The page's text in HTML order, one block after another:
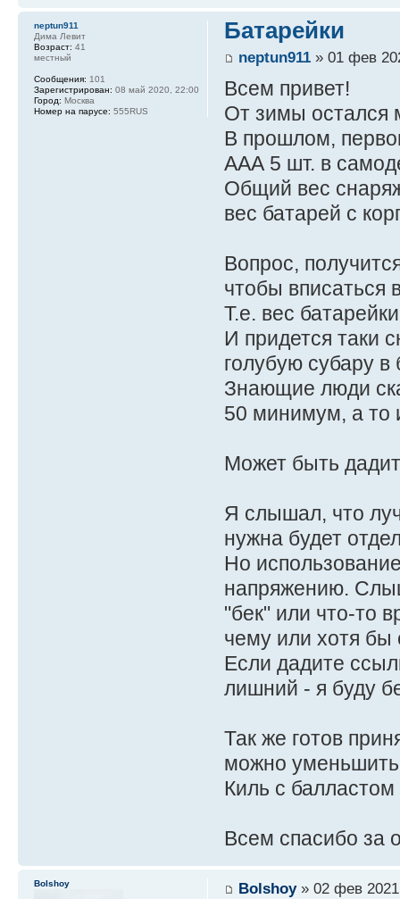
Батарейки
neptun911» 01 фев
Всем привет!
От зимы остался
В прошлом,
ААА 5 шт. в
Общий вес
вес батарей с
Вопрос,
чтобы вписаться
Т.е. вес
И придется таки
голубую субару в
Знающие люди
50 минимум, а то
Может быть
Я слышал, что
нужна будет
Но
напряжению.
"бек" или что-то
чему или хотя бы
Если дадите
лишний - я буду
Так же готов
можно
Киль с
Всем спасибо за
neptun911
Дима Левит
Возраст: 41
местный
Сообщения: 101
Зарегистрирован: 08 май 2020, 22:00
Город: Москва
Номер на парусе: 555RUS
Bolshoy» 02 фев
Bolshoy